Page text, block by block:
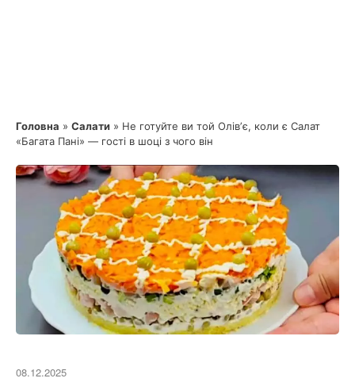
Головна » Салати » Не готуйте ви той Олівʼє, коли є Салат
«Багата Пані» — гості в шоці з чого він
08.12.2025